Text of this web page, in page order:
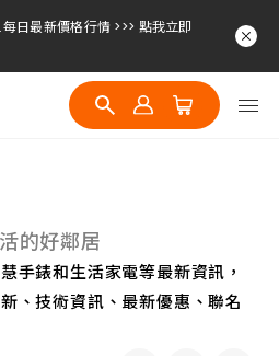
最新價格行情 >>> 點我立即
日最新價格行情 >>> 點我立即
日最新價格行情 >>> 點我立即
的好鄰居
手錶和生活家電等最新資訊，
、技術資訊、最新優惠、聯名